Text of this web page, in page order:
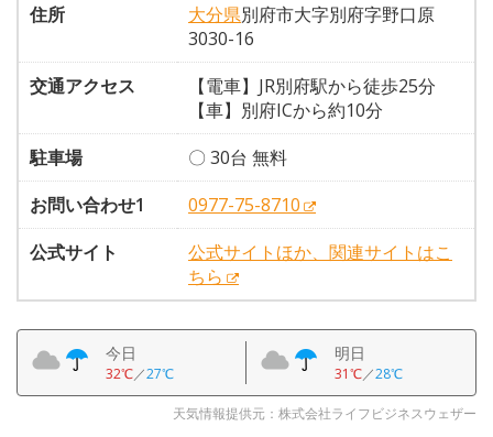
住所
大分県別府市大字別府字野口原
3030-16
交通アクセス
【電車】JR別府駅から徒歩25分
【車】別府ICから約10分
駐車場
〇 30台 無料
お問い合わせ1
0977-75-8710
公式サイト
公式サイトほか、関連サイトはこ
ちら
今日
32℃／27℃
明日
31℃／28℃
天気情報提供元：株式会社ライフビジネスウェザー